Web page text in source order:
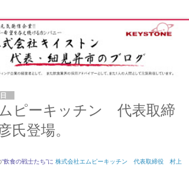
ピーキッチン 代表取締
登場。
“飲食の戦士たち”に 株式会社エムピーキッチン 代表取締役 村上